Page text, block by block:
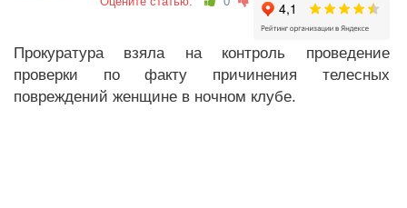
Прокуратура взяла на контроль проведение
проверки по факту причинения телесных
повреждений женщине в ночном клубе.